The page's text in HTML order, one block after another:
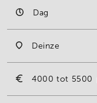
Dag
Deinze
4000 5500